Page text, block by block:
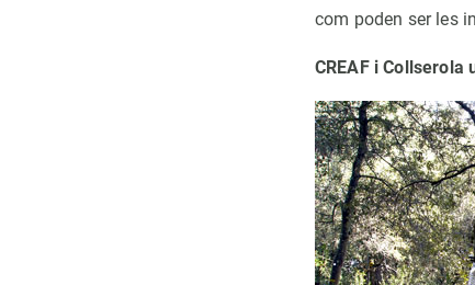
com poden ser les
CREAF i